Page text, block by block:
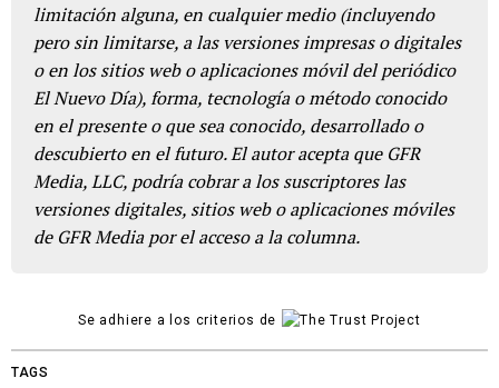
limitación alguna, en cualquier medio (incluyendo
pero sin limitarse, a las versiones impresas o digitales
o en los sitios web o aplicaciones móvil del periódico
El Nuevo Día), forma, tecnología o método conocido
en el presente o que sea conocido, desarrollado o
descubierto en el futuro. El autor acepta que GFR
Media, LLC, podría cobrar a los suscriptores las
versiones digitales, sitios web o aplicaciones móviles
de GFR Media por el acceso a la columna.
Se adhiere a los criterios de
TAGS